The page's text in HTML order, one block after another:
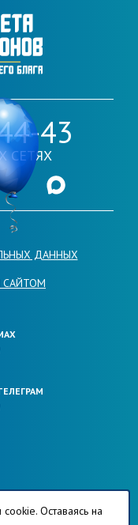
43
СЕТЯХ
Youtubeгруппу в
на наш канал в
Ссылка на наш
ДАННЫХ
САЙТОМ
Оставаясь на